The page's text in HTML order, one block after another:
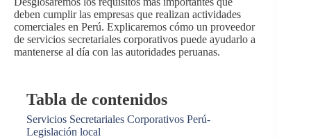
deben cumplir las empresas que realizan actividades
comerciales en Perú. Explicaremos cómo un proveedor
de servicios secretariales corporativos puede ayudarlo a
mantenerse al día con las autoridades peruanas.
Tabla de contenidos
Servicios Secretariales Corporativos Perú-
Legislación local